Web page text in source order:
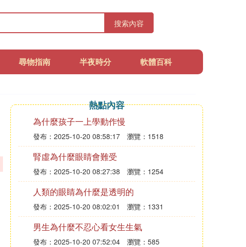
搜索內容
尋物指南 半夜時分 軟體百科
熱點內容
為什麼孩子一上學動作慢
發布：2025-10-20 08:58:17 瀏覽：1518
腎虛為什麼眼睛會難受
發布：2025-10-20 08:27:38 瀏覽：1254
人類的眼睛為什麼是透明的
發布：2025-10-20 08:02:01 瀏覽：1331
男生為什麼不忍心看女生生氣
發布：2025-10-20 07:52:04 瀏覽：585